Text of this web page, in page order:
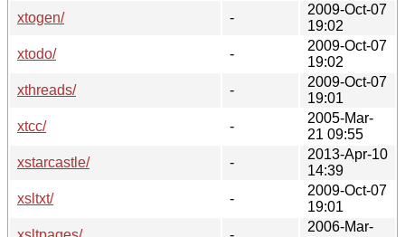
xtogen/
-
2009-Oct-07
19:02
xtodo/
-
2009-Oct-07
19:02
xthreads/
-
2009-Oct-07
19:01
xtcc/
-
2005-Mar-
21 09:55
xstarcastle/
-
2013-Apr-10
14:39
xsltxt/
-
2009-Oct-07
19:01
2006-Mar-